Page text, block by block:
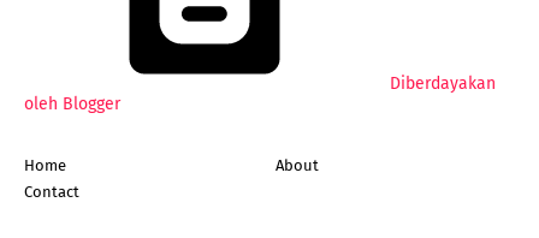
Diberdayakan
oleh Blogger
Home
About
Contact